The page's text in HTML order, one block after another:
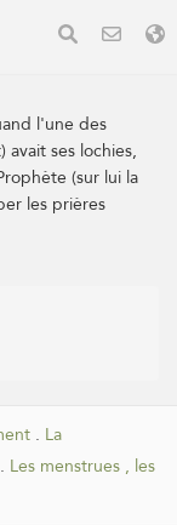
l'une des
ses lochies,
(sur lui la
les prières
. La
. Les menstrues , les